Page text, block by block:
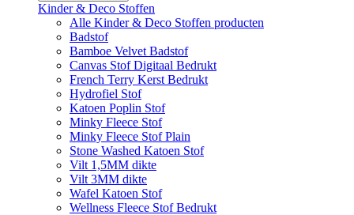
Kinder & Deco Stoffen
Alle Kinder & Deco Stoffen producten
Badstof
Bamboe Velvet Badstof
Canvas Stof Digitaal Bedrukt
French Terry Kerst Bedrukt
Hydrofiel Stof
Katoen Poplin Stof
Minky Fleece Stof
Minky Fleece Stof Plain
Stone Washed Katoen Stof
Vilt 1,5MM dikte
Vilt 3MM dikte
Wafel Katoen Stof
Wellness Fleece Stof Bedrukt